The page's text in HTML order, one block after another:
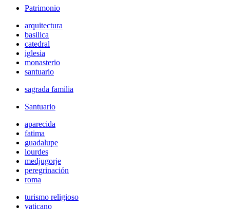
Patrimonio
arquitectura
basilica
catedral
iglesia
monasterio
santuario
sagrada familia
Santuario
aparecida
fatima
guadalupe
lourdes
medjugorje
peregrinación
roma
turismo religioso
vaticano